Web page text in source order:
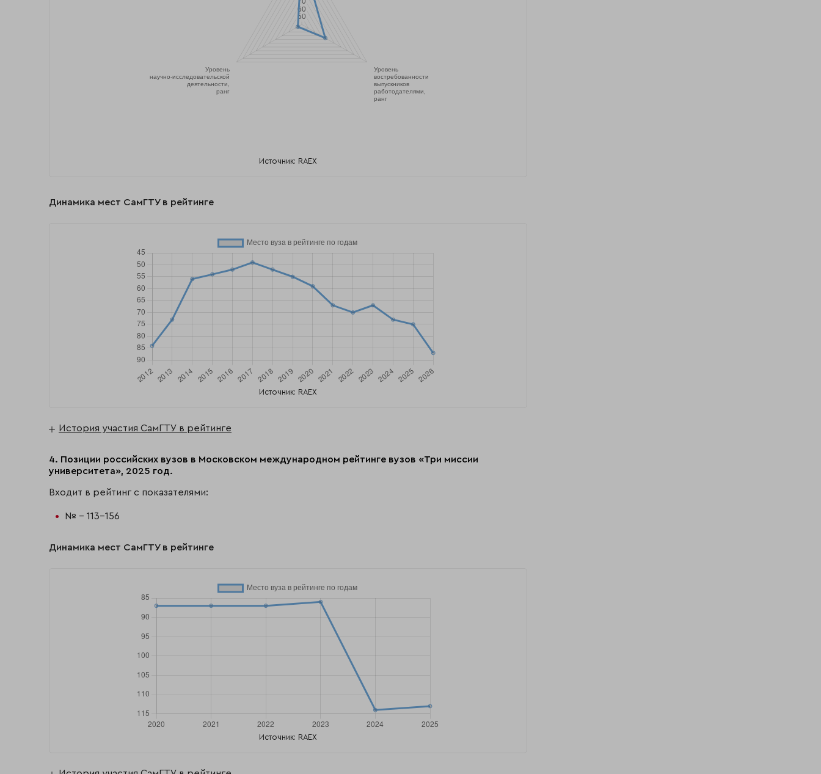
Источник: RAEX
Динамика мест СамГТУ в рейтинге
Источник: RAEX
История участия СамГТУ в рейтинге
4. Позиции российских вузов в Московском международном рейтинге вузов «Три миссии
университета», 2025 год.
Входит в рейтинг с показателями:
№ - 113-156
Динамика мест СамГТУ в рейтинге
Источник: RAEX